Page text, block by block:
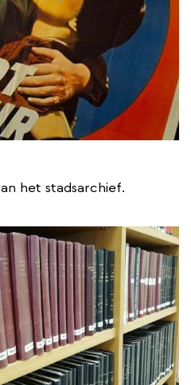
het stadsarchief.